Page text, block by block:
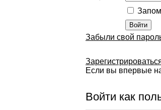
Забыли свой
Если вы впервые
Войти как